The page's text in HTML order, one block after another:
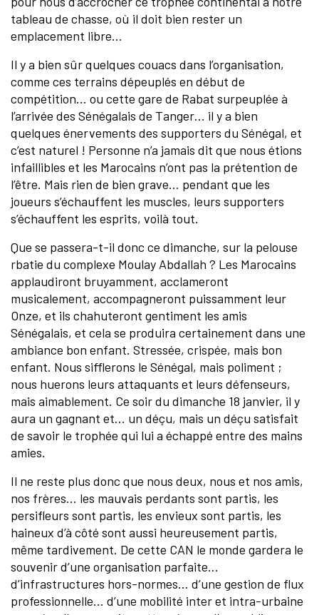
tableau de chasse, où il doit bien rester un
emplacement libre…
Il y a bien sûr quelques couacs dans l’organisation,
comme ces terrains dépeuplés en début de
compétition… ou cette gare de Rabat surpeuplée à
l’arrivée des Sénégalais de Tanger… il y a bien
quelques énervements des supporters du Sénégal, et
c’est naturel ! Personne n’a jamais dit que nous étions
infaillibles et les Marocains n’ont pas la prétention de
l’être. Mais rien de bien grave… pendant que les
joueurs s’échauffent les muscles, leurs supporters
s’échauffent les esprits, voilà tout.
Que se passera-t-il donc ce dimanche, sur la pelouse
rbatie du complexe Moulay Abdallah ? Les Marocains
applaudiront bruyamment, acclameront
musicalement, accompagneront puissamment leur
Onze, et ils chahuteront gentiment les amis
Sénégalais, et cela se produira certainement dans une
ambiance bon enfant. Stressée, crispée, mais bon
enfant. Nous sifflerons le Sénégal, mais poliment ;
nous huerons leurs attaquants et leurs défenseurs,
mais aimablement. Ce soir du dimanche 18 janvier, il y
aura un gagnant et… un déçu, mais un déçu satisfait
de savoir le trophée qui lui a échappé entre des mains
amies.
Il ne reste plus donc que nous deux, nous et nos amis,
nos frères… les mauvais perdants sont partis, les
persifleurs sont partis, les envieux sont partis, les
haineux d’à côté sont aussi heureusement partis,
même tardivement. De cette CAN le monde gardera le
souvenir d’une organisation parfaite…
d’infrastructures hors-normes… d’une gestion de flux
professionnelle… d’une mobilité inter et intra-urbaine